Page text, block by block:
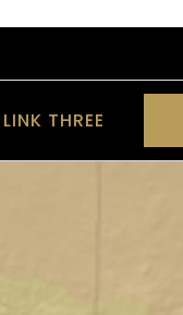
LINK THREE